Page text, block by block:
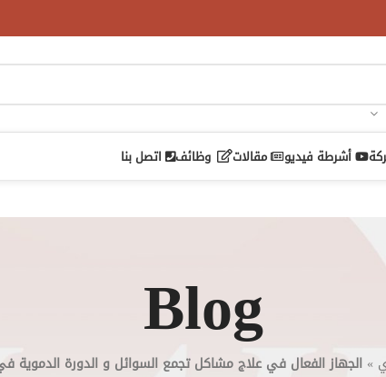
أشرطة فيديو مقالات وظائف اتصل بنا
Blog »الجهاز الفعال في علاج مشاكل تجمع السوائل و الدورة الدموية